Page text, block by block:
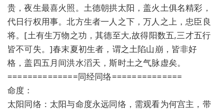
贵，夜生最喜火照。土德朝拱太阳，盖火土俱名精彩，
代日行权用事。北方生者一人之下，万人之上，忠臣良
将。[土有生万物之功，其德至大,故得阳数五,三才五行
皆不可失。]春末夏初生者，谓之土陷山崩，皆非好
格，盖四五月间洪水滔天，斯时土之气脉虚矣。
==============同经同络==============
命度：
太阳同络：太阳与命度永远同络，需观看为何宫主，带